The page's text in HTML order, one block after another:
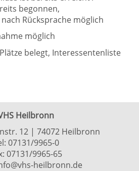
begonnen,
Rücksprache möglich
möglich
belegt, Interessentenliste
Heilbronn
12 | 74072 Heilbronn
07131/9965-0
07131/9965-65
heilbronn.de